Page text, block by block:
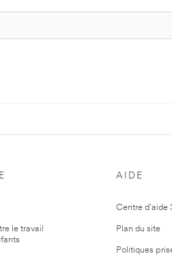
le travail
AIDE
Centre d'aide
Plan du site
Politiques